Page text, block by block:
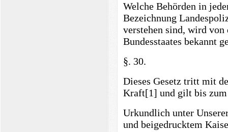
Welche Behörden in
Bezeichnung
verstehen sind, wird von
Bundesstaates bekannt
§. 30.
Dieses Gesetz tritt mit
Kraft[1] und gilt bis zum
Urkundlich unter
und beigedrucktem